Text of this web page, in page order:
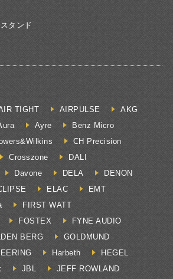
タンド
TIGHT AIRPULSE
AKG
Ayre
Benz Micro
CH Precision
Crosszone
DALI
Davone DELA
DENON
ELAC
EMT
FIRST WATT
FOSTEX
FYNE AUDIO
BERG
GOLDMUND
Harbeth
HEGEL
JBL
JEFF ROWLAND